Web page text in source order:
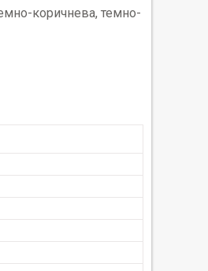
коричнева, темно-